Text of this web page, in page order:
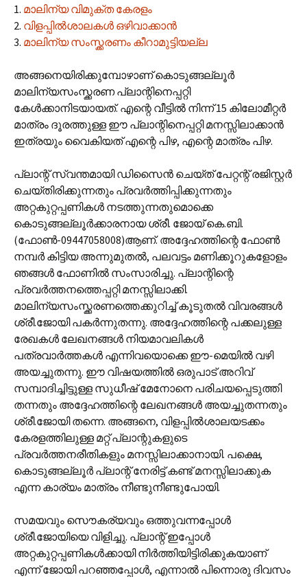
1. മാലിന്യ വിമുക്ത കേരളം
2. വിളപ്പിൽശാലകൾ ഒഴിവാക്കാൻ
3. മാലിന്യ സംസ്ക്കരണം കീറാമുട്ടിയല്ല
അങ്ങനെയിരിക്കുമ്പോഴാണ് കൊടുങ്ങല്ലൂർ
മാലിന്യസംസ്ക്കരണ പ്ലാന്റിനെപ്പറ്റി
കേൾക്കാനിടയായത്. എന്റെ വീട്ടിൽ നിന്ന് 15 കിലോമീറ്റർ
മാത്രം ദൂരത്തുള്ള ഈ പ്ലാന്റിനെപ്പറ്റി മനസ്സിലാക്കാൻ
ഇത്രയും വൈകിയത് എന്റെ പിഴ, എന്റെ മാത്രം പിഴ.
പ്ലാന്റ് സ്വന്തമായി ഡിസൈൻ ചെയ്ത് പേറ്റന്റ് രജിസ്റ്റർ
ചെയ്തിരിക്കുന്നതും പ്രവർത്തിപ്പിക്കുന്നതും
അറ്റകുറ്റപ്പണികൾ നടത്തുന്നതുമൊക്കെ
കൊടുങ്ങല്ലൂർക്കാരനായ ശ്രീ. ജോയ് കെ.ബി.
(ഫോൺ-09447058008)ആണ്. അദ്ദേഹത്തിന്റെ ഫോൺ
നമ്പർ കിട്ടിയ അന്നുമുതൽ, പലവട്ടം മണിക്കൂറുകളോളം
ഞങ്ങൾ ഫോണിൽ സംസാരിച്ചു. പ്ലാന്റിന്റെ
പ്രവർത്തനത്തെപ്പറ്റി മനസ്സിലാക്കി.
മാലിന്യസംസ്ക്കരണത്തെക്കുറിച്ച് കൂടുതൽ വിവരങ്ങൾ
ശ്രീ.ജോയി പകർന്നുതന്നു. അദ്ദേഹത്തിന്റെ പക്കലുള്ള
രേഖകൾ ലേഖനങ്ങൾ നിയമാവലികൾ
പത്രവാർത്തകൾ എന്നിവയൊക്കെ ഈ-മെയിൽ വഴി
അയച്ചുതന്നു. ഈ വിഷയത്തിൽ ഒരുപാട് അറിവ്
സമ്പാദിച്ചിട്ടുള്ള സുധീഷ് മേനോനെ പരിചയപ്പെടുത്തി
തന്നതും അദ്ദേഹത്തിന്റെ ലേഖനങ്ങൾ അയച്ചുതന്നതും
ശ്രീ.ജോയി തന്നെ. അങ്ങനെ, വിളപ്പിൽശാലയടക്കം
കേരളത്തിലുള്ള മറ്റ് പ്ലാ‍ന്റുകളുടെ
പ്രവർത്തനരീതികളും മനസ്സിലാക്കാനായി. പക്ഷെ,
കൊടുങ്ങല്ലൂർ പ്ലാന്റ് നേരിട്ട് കണ്ട് മനസ്സിലാക്കുക
എന്ന കാര്യം മാത്രം നീണ്ടുനീണ്ടുപോയി.
സമയവും സൌകര്യവും ഒത്തുവന്നപ്പോൾ
ശ്രീ.ജോയിയെ വിളിച്ചു. പ്ലാന്റ് ഇപ്പോൾ
അറ്റകുറ്റപ്പണികൾക്കായി നിർത്തിയിട്ടിരിക്കുകയാണ്
എന്ന് ജോയി പറഞ്ഞപ്പോൾ, എന്നാൽ പിന്നൊരു ദിവസം